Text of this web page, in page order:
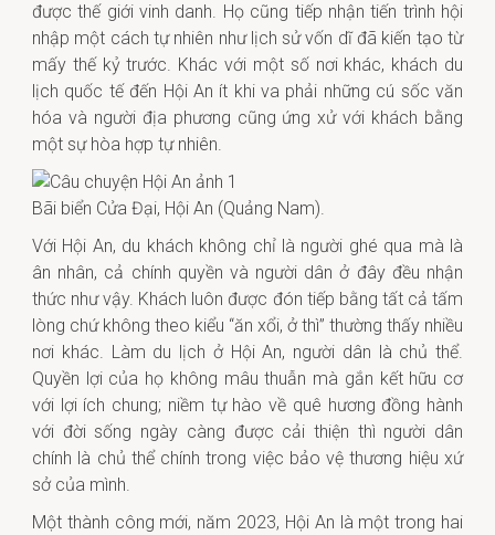
được thế giới vinh danh. Họ cũng tiếp nhận tiến trình hội
nhập một cách tự nhiên như lịch sử vốn dĩ đã kiến tạo từ
mấy thế kỷ trước. Khác với một số nơi khác, khách du
lịch quốc tế đến Hội An ít khi va phải những cú sốc văn
hóa và người địa phương cũng ứng xử với khách bằng
một sự hòa hợp tự nhiên.
Bãi biển Cửa Đại, Hội An (Quảng Nam).
Với Hội An, du khách không chỉ là người ghé qua mà là
ân nhân, cả chính quyền và người dân ở đây đều nhận
thức như vậy. Khách luôn được đón tiếp bằng tất cả tấm
lòng chứ không theo kiểu “ăn xổi, ở thì” thường thấy nhiều
nơi khác. Làm du lịch ở Hội An, người dân là chủ thể.
Quyền lợi của họ không mâu thuẫn mà gắn kết hữu cơ
với lợi ích chung; niềm tự hào về quê hương đồng hành
với đời sống ngày càng được cải thiện thì người dân
chính là chủ thể chính trong việc bảo vệ thương hiệu xứ
sở của mình.
Một thành công mới, năm 2023, Hội An là một trong hai